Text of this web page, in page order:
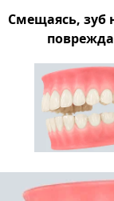
Смещаясь, зуб